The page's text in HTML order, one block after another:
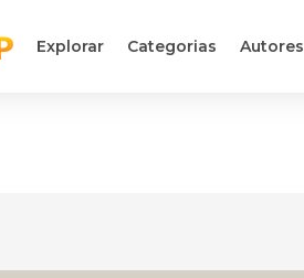
Explorar Categorias Autores